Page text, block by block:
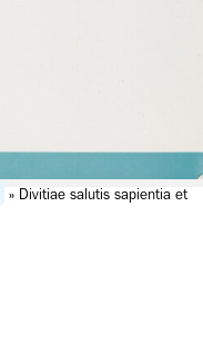
» Divitiae salutis sapientia et